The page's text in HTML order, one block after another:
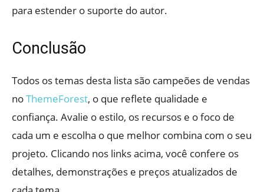
para estender o suporte do autor.
Conclusão
Todos os temas desta lista são campeões de vendas
noThemeForest, o que reflete qualidade e
confiança. Avalie o estilo, os recursos e o foco de
cada um e escolha o que melhor combina com o seu
projeto. Clicando nos links acima, você confere os
detalhes, demonstrações e preços atualizados de